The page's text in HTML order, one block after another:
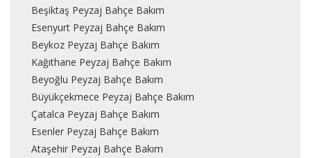
Beşiktaş Peyzaj Bahçe Bakım
Esenyurt Peyzaj Bahçe Bakım
Beykoz Peyzaj Bahçe Bakım
Kağıthane Peyzaj Bahçe Bakım
Beyoğlu Peyzaj Bahçe Bakım
Büyükçekmece Peyzaj Bahçe Bakım
Çatalca Peyzaj Bahçe Bakım
Esenler Peyzaj Bahçe Bakım
Ataşehir Peyzaj Bahçe Bakım